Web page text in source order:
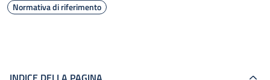
Normativa di riferimento